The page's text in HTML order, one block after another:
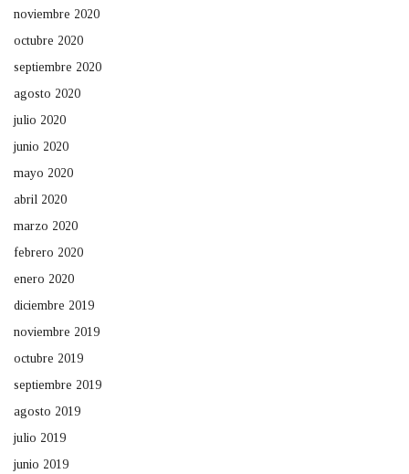
noviembre 2020
octubre 2020
septiembre 2020
agosto 2020
julio 2020
junio 2020
mayo 2020
abril 2020
marzo 2020
febrero 2020
enero 2020
diciembre 2019
noviembre 2019
octubre 2019
septiembre 2019
agosto 2019
julio 2019
junio 2019